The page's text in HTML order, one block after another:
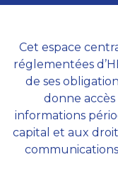
Cet espace
réglementées
de ses
donne
informations
capital et aux